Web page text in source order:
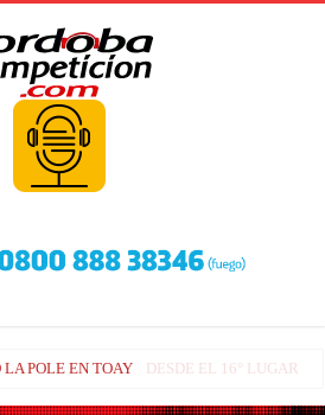
SUGO Y LARGARÁ DESDE EL 16° LUGAR